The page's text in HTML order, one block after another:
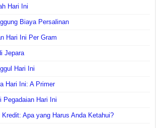
Hari Ini
Biaya Persalinan
Hari Ini Per Gram
Jepara
Hari Ini
Hari Ini: A Primer
Pegadaian Hari Ini
Apa yang Harus Anda Ketahui?